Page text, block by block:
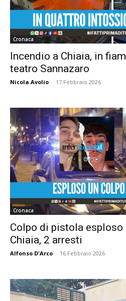
Cronaca
Incendio a Chiaia, in
teatro Sannazaro
Nicola Avolio - 17 Febbraio 2026
Cronaca
Colpo di pistola esploso
Chiaia, 2 arresti
Alfonso D'Arco - 16 Febbraio 2026